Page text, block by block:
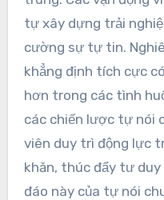
tự xây dựng trải
cường sự tự tin.
khẳng định tích cực
hơn trong các tình
các chiến lược tự nói
viên duy trì động lực
khăn, thúc đẩy tư
đáo này của tự nói